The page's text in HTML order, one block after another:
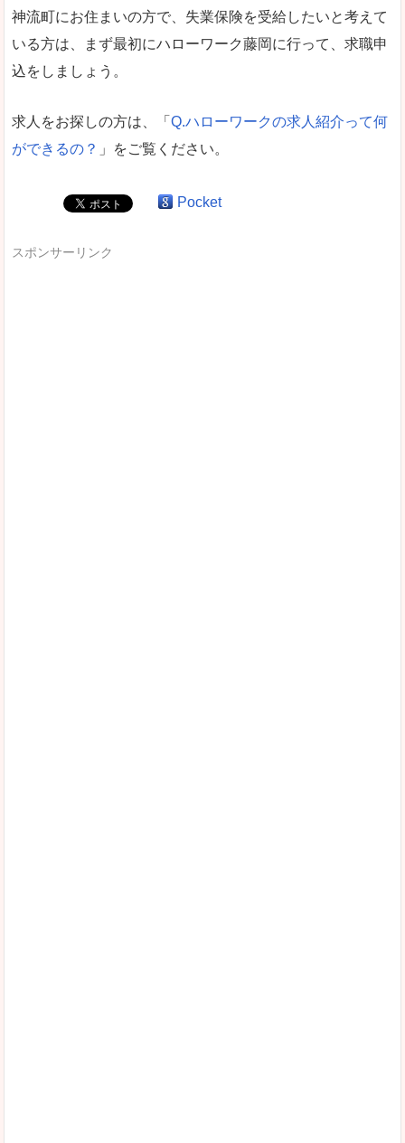
神流町にお住まいの方で、失業保険を受給したいと考えて
いる方は、まず最初にハローワーク藤岡に行って、求職申
込をしましょう。
求人をお探しの方は、「 Q.ハローワークの求人紹介って何
ができるの？ 」をご覧ください。
Pocket
スポンサーリンク